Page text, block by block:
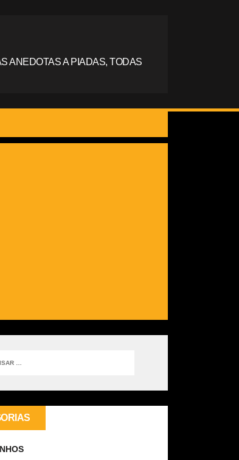
ANEDOTAS A PIADAS, TODAS